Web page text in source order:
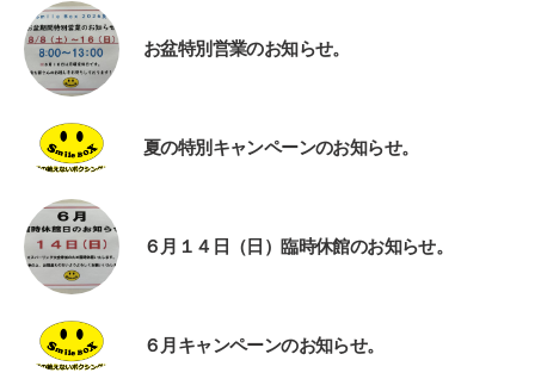
お盆特別営業のお知らせ。
夏の特別キャンペーンのお知らせ。
６月１４日（日）臨時休館のお知らせ。
６月キャンペーンのお知らせ。